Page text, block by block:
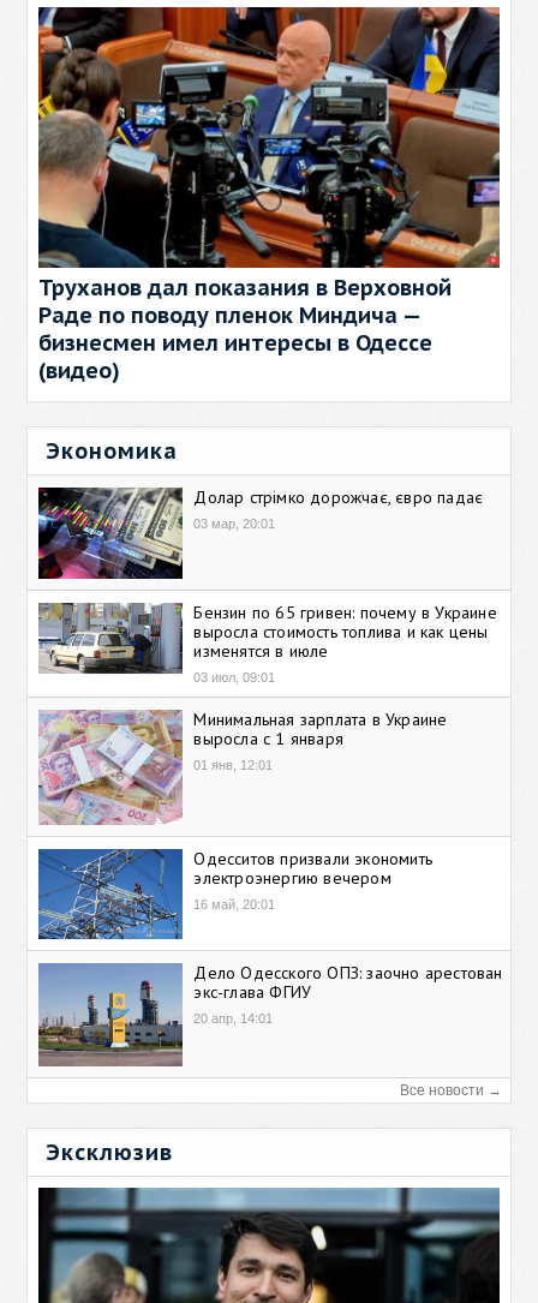
Труханов дал показания в Верховной
Раде по поводу пленок Миндича —
бизнесмен имел интересы в Одессе
(видео)
Экономика
Долар стрімко дорожчає, євро падає
03 мар, 20:01
Бензин по 65 гривен: почему в Украине
выросла стоимость топлива и как цены
изменятся в июле
03 июл, 09:01
Минимальная зарплата в Украине
выросла с 1 января
01 янв, 12:01
Одесситов призвали экономить
электроэнергию вечером
16 май, 20:01
Дело Одесского ОПЗ: заочно арестован
экс-глава ФГИУ
20 апр, 14:01
Все новости →
Эксклюзив